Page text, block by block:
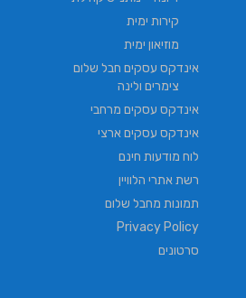
קירות ימית
מוזיאון ימית
אינדקס עסקים חבל שלום
צימרים ולינה
אינדקס עסקים מרחבי
אינדקס עסקים ארצי
לוח מודעות חינם
רשת אתרי הלוויין
תמונות מחבל שלום
Privacy Policy
סרטונים